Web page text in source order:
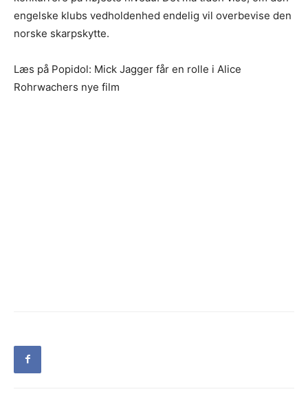
engelske klubs vedholdenhed endelig vil overbevise den
norske skarpskytte.
Læs på Popidol: Mick Jagger får en rolle i Alice
Rohrwachers nye film